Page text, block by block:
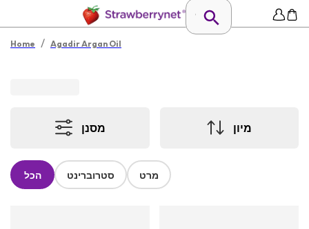
Home / Agadir Argan Oil
מסנן מיון
הכל סטרוברינט מרט